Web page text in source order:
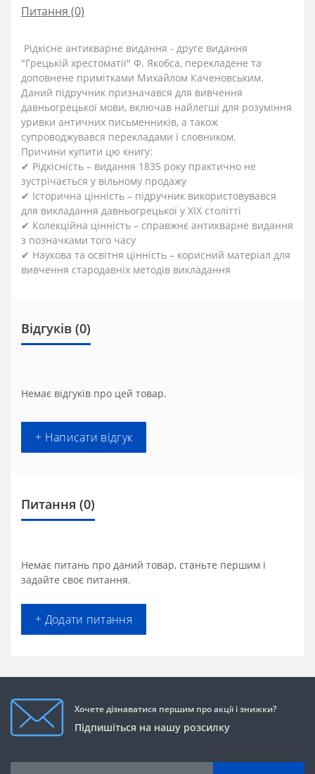
Питання (0)
Рідкісне антикварне видання - друге видання
"Грецькій хрестоматії" Ф. Якобса, перекладене та
доповнене примітками Михайлом Каченовським.
Даний підручник призначався для вивчення
давньогрецької мови, включав найлегші для розуміння
уривки античних письменників, а також
супроводжувався перекладами і словником.
Причини купити цю книгу:
✔ Рідкісність – видання 1835 року практично не
зустрічається у вільному продажу
✔ Історична цінність – підручник використовувався
для викладання давньогрецької у XIX столітті
✔ Колекційна цінність – справжнє антикварне видання
з позначками того часу
✔ Наукова та освітня цінність – корисний матеріал для
вивчення стародавніх методів викладання
Відгуків (0)
Немає відгуків про цей товар.
+ Написати відгук
Питання (0)
Немає питань про даний товар, станьте першим і
задайте своє питання.
+ Додати питання
Хочете дізнаватися першим про акції і знижки?
Підпишіться на нашу розсилку